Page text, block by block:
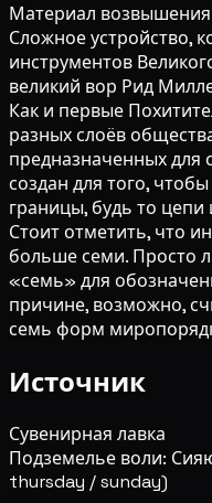
Материал
Сложное устройство,
инструментов
великий вор Рид
Как и первые
разных слоёв
предназначенных для
создан для того,
границы, будь то цепи
Стоит отметить, что
больше семи. Просто
«семь» для
причине, возможно,
семь форм
Источник
Сувенирная лавка
Подземелье воли:
thursday / sunday)